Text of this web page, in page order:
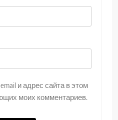
и адрес сайта в этом
моих комментариев.